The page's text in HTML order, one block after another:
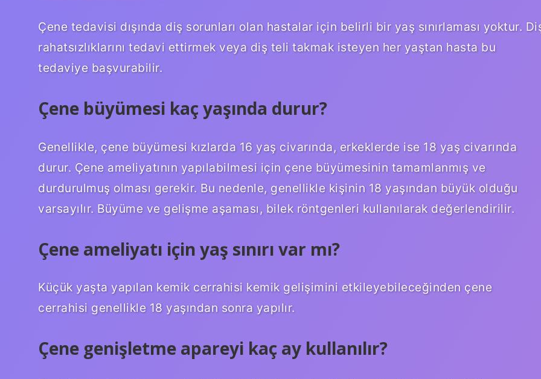
Çene tedavisi dışında diş sorunları olan hastalar için belirli bir yaş sınırlaması yoktur.
rahatsızlıklarını tedavi ettirmek veya diş teli takmak isteyen her yaştan hasta bu
tedaviye başvurabilir.
Çene büyümesi kaç yaşında durur?
Genellikle, çene büyümesi kızlarda 16 yaş civarında, erkeklerde ise 18 yaş civarında
durur. Çene ameliyatının yapılabilmesi için çene büyümesinin tamamlanmış ve
durdurulmuş olması gerekir. Bu nedenle, genellikle kişinin 18 yaşından büyük olduğu
varsayılır. Büyüme ve gelişme aşaması, bilek röntgenleri kullanılarak değerlendirilir.
Çene ameliyatı için yaş sınırı var mı?
Küçük yaşta yapılan kemik cerrahisi kemik gelişimini etkileyebileceğinden çene
cerrahisi genellikle 18 yaşından sonra yapılır.
Çene genişletme apareyi kaç ay kullanılır?